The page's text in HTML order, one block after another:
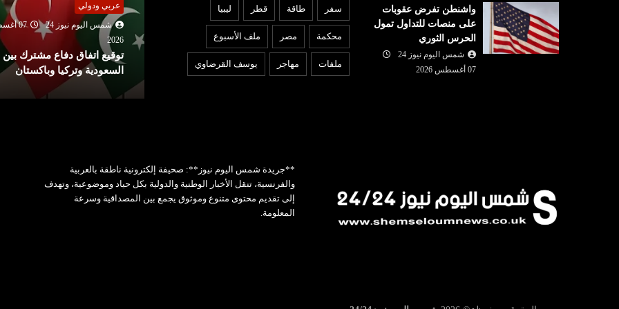
واشنطن تفرض عقوبات
على منصات للتداول تمول
الحرس الثوري
شمس اليوم نيوز 24
07 أغسطس 2026
سفر طاقة قطر ليبيا
محكمة مصر ملف الأسبوع
ملفات مهاجر يوسف القرضاوي
07 أغسطس
شمس اليوم نيوز 24
07 أغسطس
2026
محكمة أميركية تأمر شركة ميتا
بدفع نصف مليار دولار لتسببها
بـ'ضرر عام'
عربي ودولي
شمس اليوم نيوز 24
07 أغسطس
توقيع اتفاق دفاع مشترك بين
السعودية وتركيا وباكستان
شمس اليوم نيوز 24
07
2026
بنك تونس العربي (ATB) يعزز
التزامه تجاه صيادلة القطاع
الخاص عبر شراكة مع ...
**جريدة شمس اليوم نيوز**: صحيفة إلكترونية ناطقة بالعربية
والفرنسية، تنقل الأخبار الوطنية والدولية بكل حياد وموضوعية، وتهدف
إلى تقديم محتوى متنوع وموثوق يجمع بين المصداقية وسرعة
المعلومة.